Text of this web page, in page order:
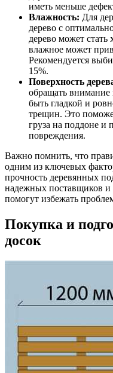
иметь меньше
Влажность: Для
дерево с
дерево может
влажное может
Рекомендуется
15%.
Поверхность
обращать внимание
быть гладкой и
трещин. Это
груза на поддоне и
повреждения.
Важно помнить, что
одним из ключевых
прочность деревянных
надежных поставщиков и
помогут избежать
Покупка и
досок